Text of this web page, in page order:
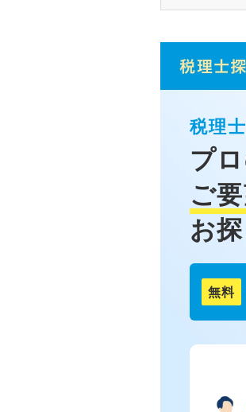
税理
プ
ご
お
無料